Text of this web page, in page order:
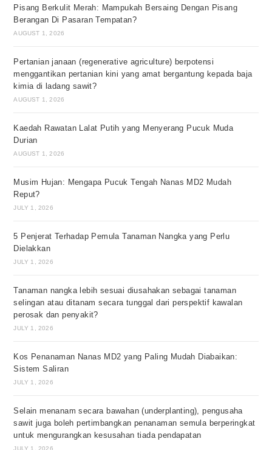
Pisang Berkulit Merah: Mampukah Bersaing Dengan Pisang
Berangan Di Pasaran Tempatan?
AUGUST 1, 2026
Pertanian janaan (regenerative agriculture) berpotensi
menggantikan pertanian kini yang amat bergantung kepada baja
kimia di ladang sawit?
AUGUST 1, 2026
Kaedah Rawatan Lalat Putih yang Menyerang Pucuk Muda
Durian
AUGUST 1, 2026
Musim Hujan: Mengapa Pucuk Tengah Nanas MD2 Mudah
Reput?
JULY 1, 2026
5 Penjerat Terhadap Pemula Tanaman Nangka yang Perlu
Dielakkan
JULY 1, 2026
Tanaman nangka lebih sesuai diusahakan sebagai tanaman
selingan atau ditanam secara tunggal dari perspektif kawalan
perosak dan penyakit?
JULY 1, 2026
Kos Penanaman Nanas MD2 yang Paling Mudah Diabaikan:
Sistem Saliran
JULY 1, 2026
Selain menanam secara bawahan (underplanting), pengusaha
sawit juga boleh pertimbangkan penanaman semula berperingkat
untuk mengurangkan kesusahan tiada pendapatan
JULY 1, 2026